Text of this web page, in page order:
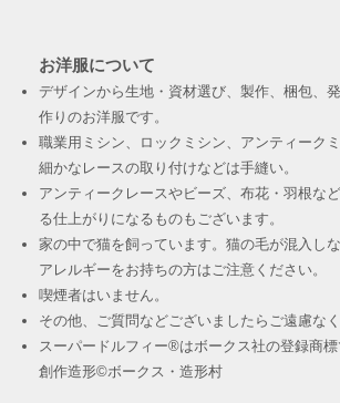
お洋服について
デザインから生地・資材選び、製作、梱包、
作りのお洋服です。
職業用ミシン、ロックミシン、アンティーク
細かなレースの取り付けなどは手縫い。
アンティークレースやビーズ、布花・羽根な
る仕上がりになるものもございます。
家の中で猫を飼っています。猫の毛が混入し
アレルギーをお持ちの方はご注意ください。
喫煙者はいません。
その他、ご質問などございましたらご遠慮な
スーパードルフィー®︎はボークス社の登録商
創作造形©︎ボークス・造形村